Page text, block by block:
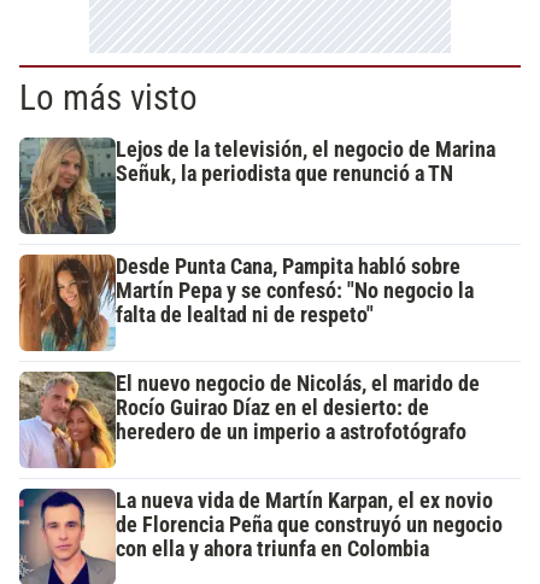
Lo más visto
Lejos de la televisión, el negocio de Marina
Señuk, la periodista que renunció a TN
Desde Punta Cana, Pampita habló sobre
Martín Pepa y se confesó: "No negocio la
falta de lealtad ni de respeto"
El nuevo negocio de Nicolás, el marido de
Rocío Guirao Díaz en el desierto: de
heredero de un imperio a astrofotógrafo
La nueva vida de Martín Karpan, el ex novio
de Florencia Peña que construyó un negocio
con ella y ahora triunfa en Colombia